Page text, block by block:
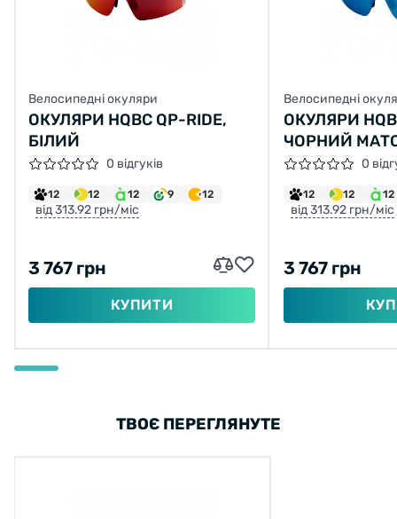
Велосипедні окуляри
ОКУЛЯРИ HQBC QP-RIDE,
БІЛИЙ
0 відгуків
12 12 12 9 12
від 313.92 грн/міс
3 767 грн
КУПИТИ
Велосипедні
ОКУЛЯРИ
ЧОРНИЙ
0
12 12 12
від 313.92 грн/міс
3 767 грн
ТВОЄ ПЕРЕГЛЯНУТЕ